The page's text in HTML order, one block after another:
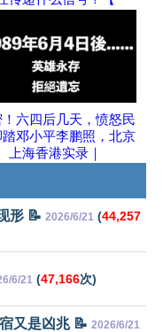
六四后几天，愤怒民
邓小平李鹏照，北京
上海香港实录｜
形 📝 2026/6/21 (44,257
6/21 (47,166次)
又是凶兆 📝 2026/6/21